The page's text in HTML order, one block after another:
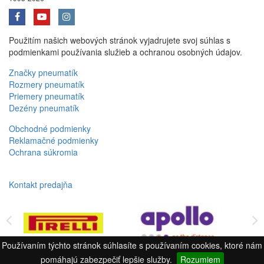
Použitím našich webových stránok vyjadrujete svoj súhlas s
podmienkami používania služieb a ochranou osobných údajov.
Značky pneumatík
Rozmery pneumatík
Priemery pneumatík
Dezény pneumatík
Obchodné podmienky
Reklamačné podmienky
Ochrana súkromia
Kontakt predajňa
Používaním týchto stránok súhlasíte s používaním cookies, ktoré nám
pomáhajú zabezpečiť lepšie služby.
Rozumiem